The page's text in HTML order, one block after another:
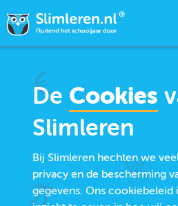
De Cookies
Slimleren
Bij Slimleren hechten we
privacy en de bescherming
gegevens. Ons